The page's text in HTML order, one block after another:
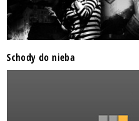
Schody do nieba